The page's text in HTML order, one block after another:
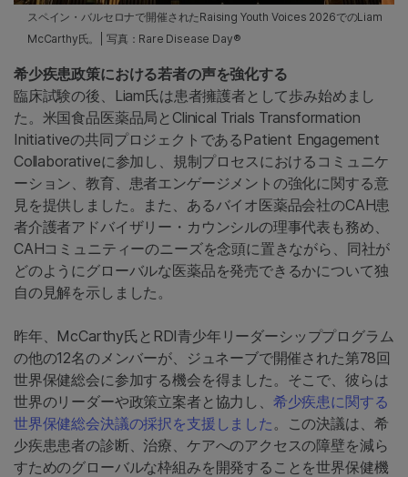
スペイン・バルセロナで開催されたRaising Youth Voices 2026でのLiam
McCarthy氏。| 写真：Rare Disease Day®
希少疾患政策における若者の声を強化する
臨床試験の後、Liam氏は患者擁護者として歩み始めまし
た。米国食品医薬品局とClinical Trials Transformation
Initiativeの共同プロジェクトであるPatient Engagement
Collaborativeに参加し、規制プロセスにおけるコミュニケ
ーション、教育、患者エンゲージメントの強化に関する意
見を提供しました。また、あるバイオ医薬品会社のCAH患
者介護者アドバイザリー・カウンシルの理事代表も務め、
CAHコミュニティーのニーズを念頭に置きながら、同社が
どのようにグローバルな医薬品を発売できるかについて独
自の見解を示しました。
昨年、McCarthy氏とRDI青少年リーダーシッププログラム
の他の12名のメンバーが、ジュネーブで開催された第78回
世界保健総会に参加する機会を得ました。そこで、彼らは
世界のリーダーや政策立案者と協力し、 希少疾患に関する
世界保健総会決議の採択を支援しました 。この決議は、希
少疾患患者の診断、治療、ケアへのアクセスの障壁を減ら
すためのグローバルな枠組みを開発することを世界保健機